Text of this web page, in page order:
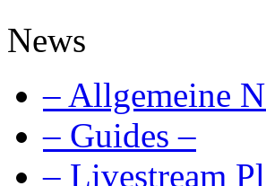
News
– Allgemeine
– Guides –
– Livestream